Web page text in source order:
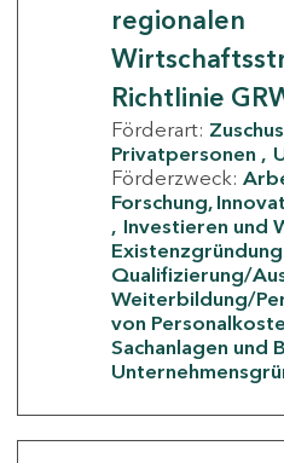
regionalen
Richtlinie
Förderart:
Privatpersonen
Förderzweck:
Forschung,
Investieren und
Existenzgründung
Qualifizierung/
Weiterbildung/
von
Sachanlagen und